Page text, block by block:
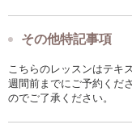
その他特記事項
こちらのレッスンはテキ
週間前までにご予約くだ
のでご了承ください。